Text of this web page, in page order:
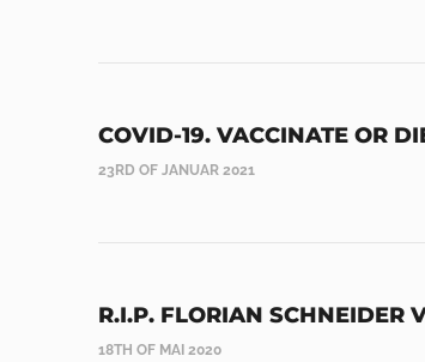
COVID-19. VACCINATE OR
23RD OF JANUAR 2021
R.I.P. FLORIAN SCHNEIDER
18TH OF MAI 2020